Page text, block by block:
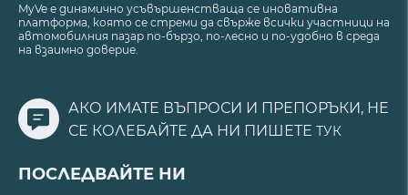
MyVe е динамично усъвършенстваща се иновативна
платформа, която се стреми да свърже всички участници на
автомобилния пазар по-бързо, по-лесно и по-удобно в среда
на взаимно доверие.
АКО ИМАТЕ ВЪПРОСИ И ПРЕПОРЪКИ, НЕ
СЕ КОЛЕБАЙТЕ ДА НИ ПИШЕТЕ ТУК
ПОСЛЕДВАЙТЕ НИ